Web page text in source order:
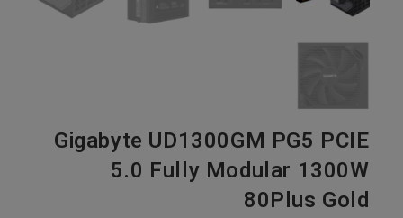
Gigabyte UD1300GM PG5 PCIE
5.0 Fully Modular 1300W
80Plus Gold